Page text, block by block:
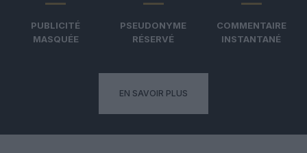
PUBLICITÉ
MASQUÉE
PSEUDONYME
RÉSERVÉ
COMMENTAIRE
INSTANTANÉ
EN SAVOIR PLUS